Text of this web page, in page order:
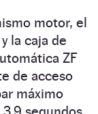
motor, el
la caja de
ZF
de acceso
máximo